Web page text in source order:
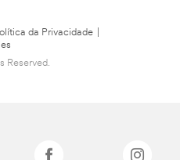
da Privacidade